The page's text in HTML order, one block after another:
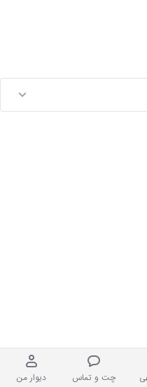
چت و تماس دیوار من